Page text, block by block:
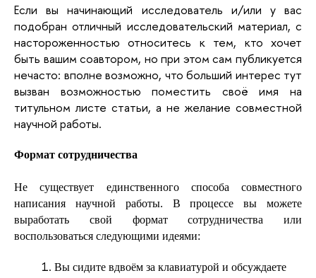
Если вы начинающий исследователь и/или у вас
подобран отличный исследовательский материал, с
настороженностью относитесь к тем, кто хочет
быть вашим соавтором, но при этом сам публикуется
нечасто: вполне возможно, что больший интерес тут
вызван возможностью поместить своё имя на
титульном листе статьи, а не желание совместной
научной работы.
Формат сотрудничества
Не существует единственного способа совместного
написания научной работы. В процессе вы можете
выработать свой формат сотрудничества или
воспользоваться следующими идеями:
Вы сидите вдвоём за клавиатурой и обсуждаете